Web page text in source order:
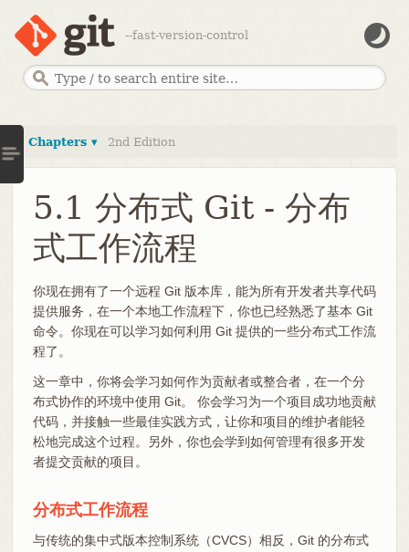
--fast-version-control
Chapters ▾ 2nd Edition
5.1 分布式 Git - 分布
式工作流程
你现在拥有了一个远程 Git 版本库，能为所有开发者共享代码
提供服务，在一个本地工作流程下，你也已经熟悉了基本 Git
命令。你现在可以学习如何利用 Git 提供的一些分布式工作流
程了。
这一章中，你将会学习如何作为贡献者或整合者，在一个分
布式协作的环境中使用 Git。 你会学习为一个项目成功地贡献
代码，并接触一些最佳实践方式，让你和项目的维护者能轻
松地完成这个过程。另外，你也会学到如何管理有很多开发
者提交贡献的项目。
分布式工作流程
与传统的集中式版本控制系统（CVCS）相反，Git 的分布式